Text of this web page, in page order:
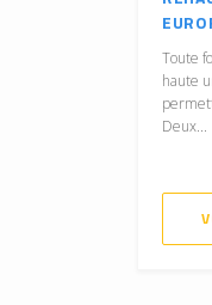
Toute
haute
Deux...